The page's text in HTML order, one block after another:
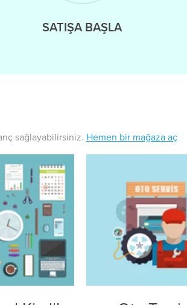
SATIŞA BAŞLA
sağlayabilirsiniz. Hemen bir mağaza aç